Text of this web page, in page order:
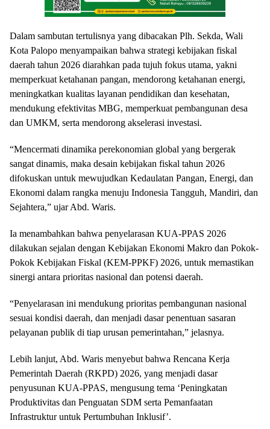
Dalam sambutan tertulisnya yang dibacakan Plh. Sekda, Wali
Kota Palopo menyampaikan bahwa strategi kebijakan fiskal
daerah tahun 2026 diarahkan pada tujuh fokus utama, yakni
memperkuat ketahanan pangan, mendorong ketahanan energi,
meningkatkan kualitas layanan pendidikan dan kesehatan,
mendukung efektivitas MBG, memperkuat pembangunan desa
dan UMKM, serta mendorong akselerasi investasi.
“Mencermati dinamika perekonomian global yang bergerak
sangat dinamis, maka desain kebijakan fiskal tahun 2026
difokuskan untuk mewujudkan Kedaulatan Pangan, Energi, dan
Ekonomi dalam rangka menuju Indonesia Tangguh, Mandiri, dan
Sejahtera,” ujar Abd. Waris.
Ia menambahkan bahwa penyelarasan KUA-PPAS 2026
dilakukan sejalan dengan Kebijakan Ekonomi Makro dan Pokok-
Pokok Kebijakan Fiskal (KEM-PPKF) 2026, untuk memastikan
sinergi antara prioritas nasional dan potensi daerah.
“Penyelarasan ini mendukung prioritas pembangunan nasional
sesuai kondisi daerah, dan menjadi dasar penentuan sasaran
pelayanan publik di tiap urusan pemerintahan,” jelasnya.
Lebih lanjut, Abd. Waris menyebut bahwa Rencana Kerja
Pemerintah Daerah (RKPD) 2026, yang menjadi dasar
penyusunan KUA-PPAS, mengusung tema ‘Peningkatan
Produktivitas dan Penguatan SDM serta Pemanfaatan
Infrastruktur untuk Pertumbuhan Inklusif’.